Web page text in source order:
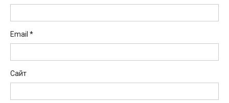
Email *
Сайт